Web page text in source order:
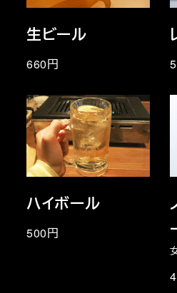
生ビール
660円
ハイボール
500円